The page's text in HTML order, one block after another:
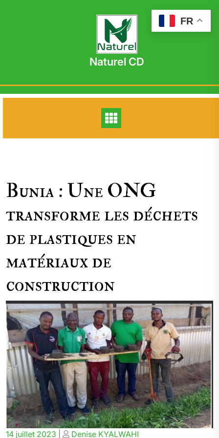
Naturel CD
Bunia : Une ONG
transforme les déchets
de plastiques en
matériaux de
construction
Posted
14 juillet 2023
Posted
Denise KYALWAHI
FR